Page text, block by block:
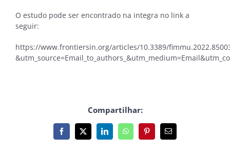
O estudo pode ser encontrado na integra no link a
seguir:
https://www.frontiersin.org/articles/10.3389/
Compartilhar:
Facebook
X LinkedInWhatsAppPinterest
E-
mail